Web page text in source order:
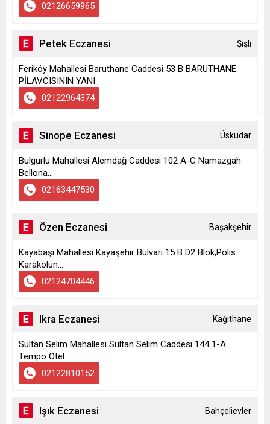
02126659965
Petek Eczanesi Şişli
Feriköy Mahallesi Baruthane Caddesi 53 B BARUTHANE
PİLAVCISININ YANI
02122964374
Sinope Eczanesi Üsküdar
Bulgurlu Mahallesi Alemdağ Caddesi 102 A-C Namazgah
Bellona...
02163447530
Özen Eczanesi Başakşehir
Kayabaşı Mahallesi Kayaşehir Bulvarı 15 B D2 Blok,Polis
Karakolun...
02124704446
Ikra Eczanesi Kağıthane
Sultan Selim Mahallesi Sultan Selim Caddesi 144 1-A
Tempo Otel...
02122810152
Işık Eczanesi Bahçelievler